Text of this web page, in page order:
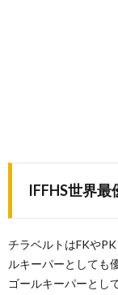
IFFHS世界
チラベルトはFKや
ルキーパーとしても
ゴールキーパーとし